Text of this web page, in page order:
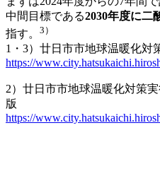
中間目標である2030年度に二
指す。 3）
1・3）廿日市市地球温暖化
https://
2）廿日市市地球温暖化対策
版
https://